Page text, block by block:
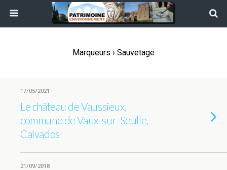
Marqueurs › Sauvetage
17/05/2021
Le château de Vaussieux,
commune de Vaux-sur-Seulle,
Calvados
21/09/2018